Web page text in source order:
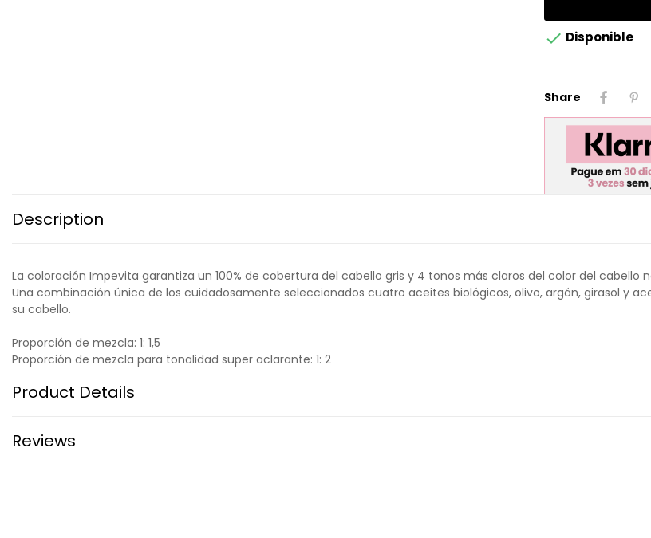
 Disponible
Share
Description
La coloración Impevita garantiza un 100% de cobertura del cabello gris y 4 tonos más claros del color del cabello
Una combinación única de los cuidadosamente seleccionados cuatro aceites biológicos, olivo, argán, girasol y
su cabello.
Proporción de mezcla: 1: 1,5
Proporción de mezcla para tonalidad super aclarante: 1: 2
Product Details
Reviews